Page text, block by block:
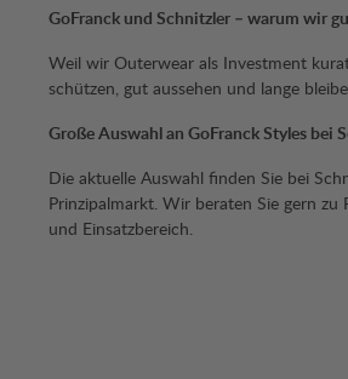
GoFranck und Schnitzler – warum wir
Weil wir Outerwear als Investment
schützen, gut aussehen und lange
Große Auswahl an GoFranck Styles bei
Die aktuelle Auswahl finden Sie bei
Prinzipalmarkt. Wir beraten Sie gern zu
und Einsatzbereich.